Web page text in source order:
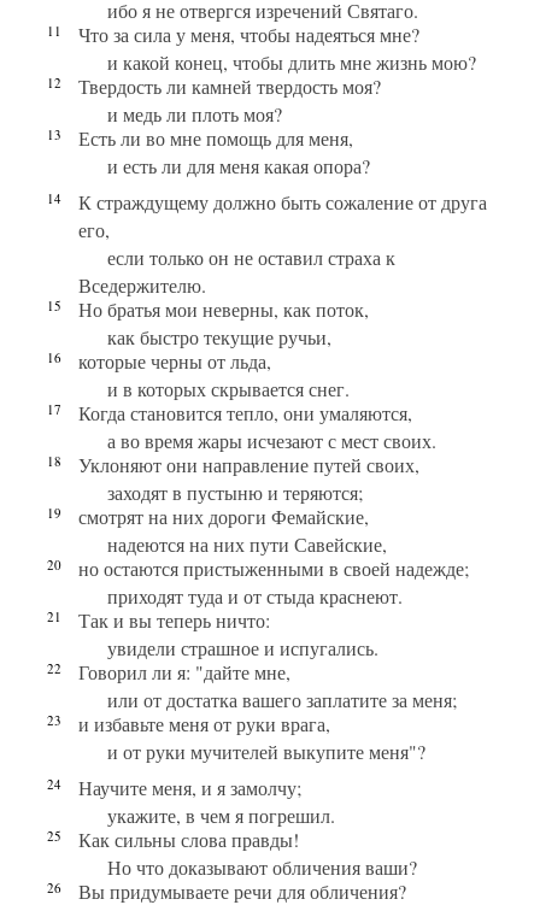
ибо я не отвергся изречений Святаго.
11
Что за сила у меня, чтобы надеяться мне?
и какой конец, чтобы длить мне жизнь мою?
12
Твердость ли камней твердость моя?
и медь ли плоть моя?
13
Есть ли во мне помощь для меня,
и есть ли для меня какая опора?
14
К страждущему должно быть сожаление от друга
его,
если только он не оставил страха к
Вседержителю.
15
Но братья мои неверны, как поток,
как быстро текущие ручьи,
16
которые черны от льда,
и в которых скрывается снег.
17
Когда становится тепло, они умаляются,
а во время жары исчезают с мест своих.
18
Уклоняют они направление путей своих,
заходят в пустыню и теряются;
19
смотрят на них дороги Фемайские,
надеются на них пути Савейские,
20
но остаются пристыженными в своей надежде;
приходят туда и от стыда краснеют.
21
Так и вы теперь ничто:
увидели страшное и испугались.
22
Говорил ли я: "дайте мне,
или от достатка вашего заплатите за меня;
23
и избавьте меня от руки врага,
и от руки мучителей выкупите меня"?
24
Научите меня, и я замолчу;
укажите, в чем я погрешил.
25
Как сильны слова правды!
Но что доказывают обличения ваши?
26
Вы придумываете речи для обличения?